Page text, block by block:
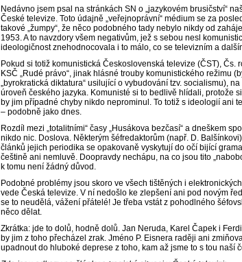
Nedávno jsem psal na stránkách SN o „jazykovém brusičství“
České televize. Toto údajně „veřejnoprávní“ médium se za
takové „žumpy“, že něco podobného tady nebylo nikdy od
1953. A to navzdory všem negativům, jež s sebou nesl
ideologičnost znehodnocovala i to málo, co se televizním a
Pokud si totiž komunistická Československá televize (ČST), Čs.
KSČ „Rudé právo“, jinak hlásné trouby komunistického režimu
„byrokratická diktatura“ usilující o vybudování tzv. socialismu),
úroveň českého jazyka. Komunisté si to bedlivě hlídali, protože
by jim případné chyby nikdo neprominul. To totiž s ideologií ani
– podobně jako dnes.
Rozdíl mezi „totalitními“ časy „Husákova bezčasí“ a dneškem
nikdo nic. Doslova. Některým šéfredaktorům (např. D.
článků jejich periodika se opakovaně vyskytují do očí bijící
češtině ani nemluvě. Doopravdy nechápu, na co jsou tito
k tomu není žádný důvod.
Podobné problémy jsou skoro ve všech tištěných i
vede Česká televize. V ní nedošlo ke zlepšení ani pod novým
se to neudělá, vážení přátelé! Je třeba vstát z pohodlného
něco dělat.
Zkrátka: jde to dolů, hodně dolů. Jan Neruda, Karel Čapek i
by jim z toho přecházel zrak. Jméno P. Eisnera raději ani
upadnout do hluboké deprese z toho, kam až jsme to s tou naší